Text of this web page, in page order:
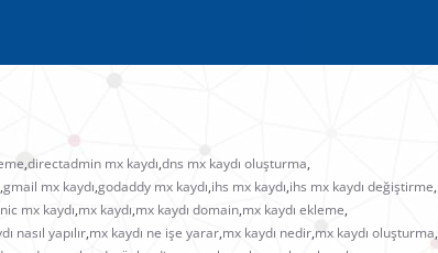
,directadmin mx kaydı,dns mx kaydı oluşturma,
,gmail mx kaydı,godaddy mx kaydı,ihs mx kaydı,ihs mx kaydı değiştirme,
mx kaydı,mx kaydı,mx kaydı domain,mx kaydı ekleme,
nasıl yapılır,mx kaydı ne işe yarar,mx kaydı nedir,mx kaydı oluşturma,